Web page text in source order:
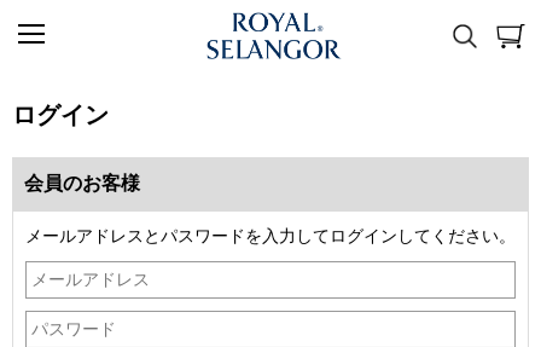
ログイン
会員のお客様
メールアドレスとパスワードを入力してログインしてください。